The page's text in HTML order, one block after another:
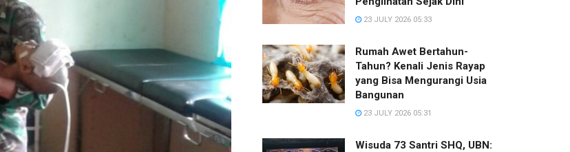
23 JULY 2026 05:33
Rumah Awet Bertahun-
Tahun? Kenali Jenis Rayap
yang Bisa Mengurangi Usia
Bangunan
23 JULY 2026 05:31
Wisuda 73 Santri SHQ, UBN: